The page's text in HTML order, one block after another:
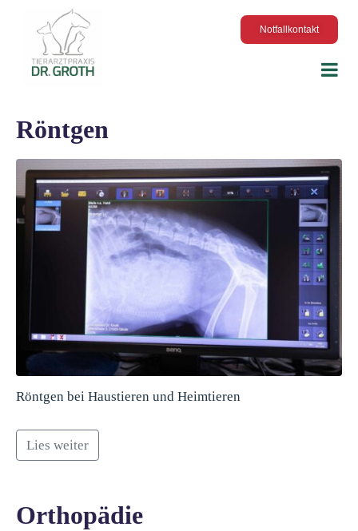
Notfallkontakt
Röntgen
Röntgen bei Haustieren und Heimtieren
Lies weiter
Orthopädie